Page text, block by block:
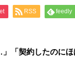
RSS feedly
「契約したのにほ